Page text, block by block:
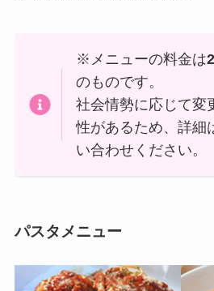
※メニューの料金は
のものです。
社会情勢に応じて変
性があるため、詳細
い合わせください。
パスタメニュー